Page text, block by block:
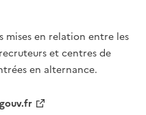
mises en relation entre les
et centres de
en alternance.